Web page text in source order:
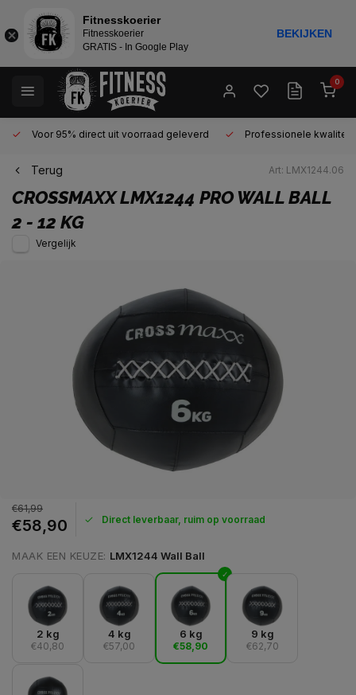
0
Voor 95% direct uit voorraad geleverd Professionele kwaliteit
Terug Art: LMX1244.06
CROSSMAXXLMX1244 PRO WALL BALL
2 - 12 KG
Vergelijk
€61,99
€58,90 Direct leverbaar, ruim op voorraad
MAAK EEN KEUZE: LMX1244 Wall Ball
2 kg
€40,80
4 kg
€57,00
6 kg
€58,90
9 kg
€62,70
Fitnesskoerier
Fitnesskoerier
GRATIS - In Google Play
BEKIJKEN